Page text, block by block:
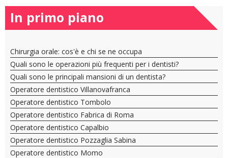
In primo piano
Chirurgia orale: cos'è e chi se ne occupa
Quali sono le operazioni più frequenti per i dentisti?
Quali sono le principali mansioni di un dentista?
Operatore dentistico Villanovafranca
Operatore dentistico Tombolo
Operatore dentistico Fabrica di Roma
Operatore dentistico Capalbio
Operatore dentistico Pozzaglia Sabina
Operatore dentistico Momo